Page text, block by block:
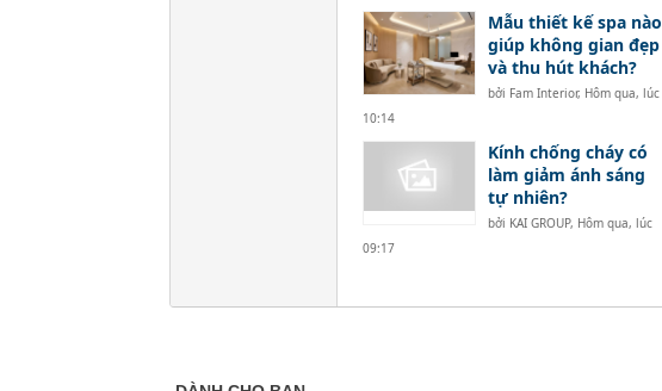
Mẫu thiết kế spa nào
giúp không gian đẹp
và thu hút khách?
bởi Fam Interior, Hôm qua, lúc
10:14
Kính chống cháy có
làm giảm ánh sáng
tự nhiên?
bởi KAI GROUP, Hôm qua, lúc
09:17